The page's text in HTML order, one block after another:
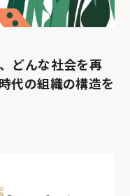
どんな社会を再
代の組織の構造を